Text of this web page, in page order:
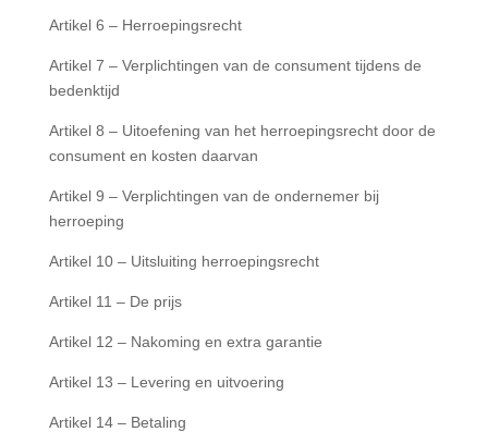
Artikel 6 – Herroepingsrecht
Artikel 7 – Verplichtingen van de consument tijdens de
bedenktijd
Artikel 8 – Uitoefening van het herroepingsrecht door de
consument en kosten daarvan
Artikel 9 – Verplichtingen van de ondernemer bij
herroeping
Artikel 10 – Uitsluiting herroepingsrecht
Artikel 11 – De prijs
Artikel 12 – Nakoming en extra garantie
Artikel 13 – Levering en uitvoering
Artikel 14 – Betaling